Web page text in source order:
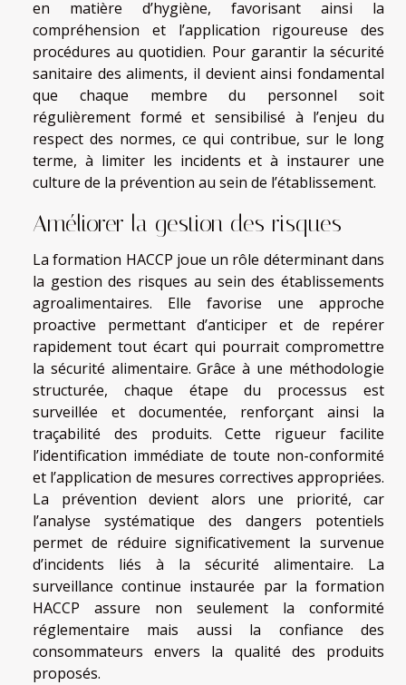
en matière d’hygiène, favorisant ainsi la
compréhension et l’application rigoureuse des
procédures au quotidien. Pour garantir la sécurité
sanitaire des aliments, il devient ainsi fondamental
que chaque membre du personnel soit
régulièrement formé et sensibilisé à l’enjeu du
respect des normes, ce qui contribue, sur le long
terme, à limiter les incidents et à instaurer une
culture de la prévention au sein de l’établissement.
Améliorer la gestion des risques
La formation HACCP joue un rôle déterminant dans
la gestion des risques au sein des établissements
agroalimentaires. Elle favorise une approche
proactive permettant d’anticiper et de repérer
rapidement tout écart qui pourrait compromettre
la sécurité alimentaire. Grâce à une méthodologie
structurée, chaque étape du processus est
surveillée et documentée, renforçant ainsi la
traçabilité des produits. Cette rigueur facilite
l’identification immédiate de toute non-conformité
et l’application de mesures correctives appropriées.
La prévention devient alors une priorité, car
l’analyse systématique des dangers potentiels
permet de réduire significativement la survenue
d’incidents liés à la sécurité alimentaire. La
surveillance continue instaurée par la formation
HACCP assure non seulement la conformité
réglementaire mais aussi la confiance des
consommateurs envers la qualité des produits
proposés.